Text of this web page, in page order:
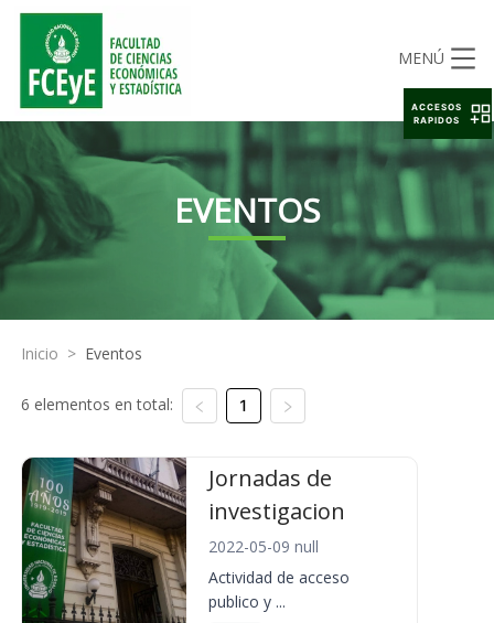
MENÚ
EVENTOS
Inicio > Eventos
6 elementos en total: 1
Jornadas de
investigacion
2022-05-09 null
Actividad de acceso
publico y ...
ACCESOS
RAPIDOS